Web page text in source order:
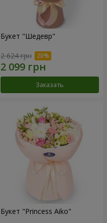
Букет "Шедевр"
2 624 грн
Заказать
Букет "Princess Aiko"